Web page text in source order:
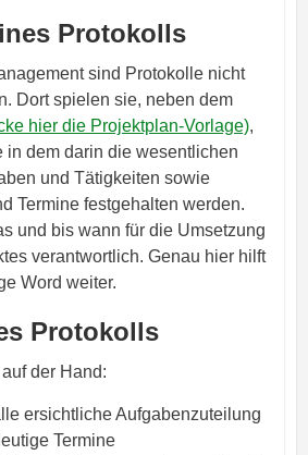
Protokolls
sind Protokolle nicht
Dort spielen sie, neben dem
hier die Projektplan-Vorlage),
dem darin die wesentlichen
und Tätigkeiten sowie
Termine festgehalten werden.
und bis wann für die Umsetzung
verantwortlich. Genau hier hilft
Word weiter.
Protokolls
der Hand:
ersichtliche Aufgabenzuteilung
Termine